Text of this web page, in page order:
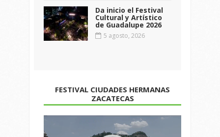
Da inicio el Festival
Cultural y Artístico
de Guadalupe 2026
5 agosto, 2026
FESTIVAL CIUDADES HERMANAS
ZACATECAS
de